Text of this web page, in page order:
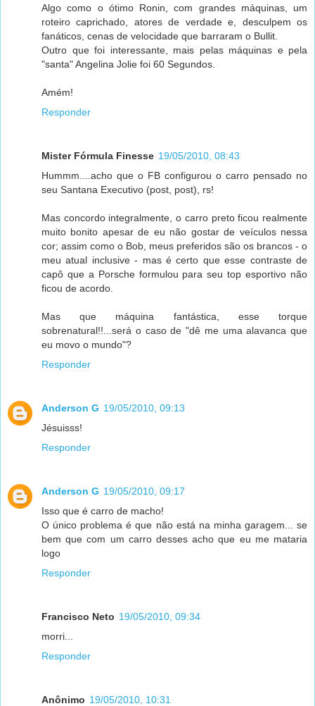
Algo como o ótimo Ronin, com grandes máquinas, um
roteiro caprichado, atores de verdade e, desculpem os
fanáticos, cenas de velocidade que barraram o Bullit.
Outro que foi interessante, mais pelas máquinas e pela
"santa" Angelina Jolie foi 60 Segundos.
Amém!
Responder
Mister Fórmula Finesse 19/05/2010, 08:43
Hummm....acho que o FB configurou o carro pensado no
seu Santana Executivo (post, post), rs!
Mas concordo integralmente, o carro preto ficou realmente
muito bonito apesar de eu não gostar de veículos nessa
cor; assim como o Bob, meus preferidos são os brancos - o
meu atual inclusive - mas é certo que esse contraste de
capô que a Porsche formulou para seu top esportivo não
ficou de acordo.
Mas que máquina fantástica, esse torque
sobrenatural!!...será o caso de "dê me uma alavanca que
eu movo o mundo"?
Responder
Anderson G 19/05/2010, 09:13
Jésuisss!
Responder
Anderson G 19/05/2010, 09:17
Isso que é carro de macho!
O único problema é que não está na minha garagem... se
bem que com um carro desses acho que eu me mataria
logo
Responder
Francisco Neto 19/05/2010, 09:34
morri...
Responder
Anônimo 19/05/2010, 10:31